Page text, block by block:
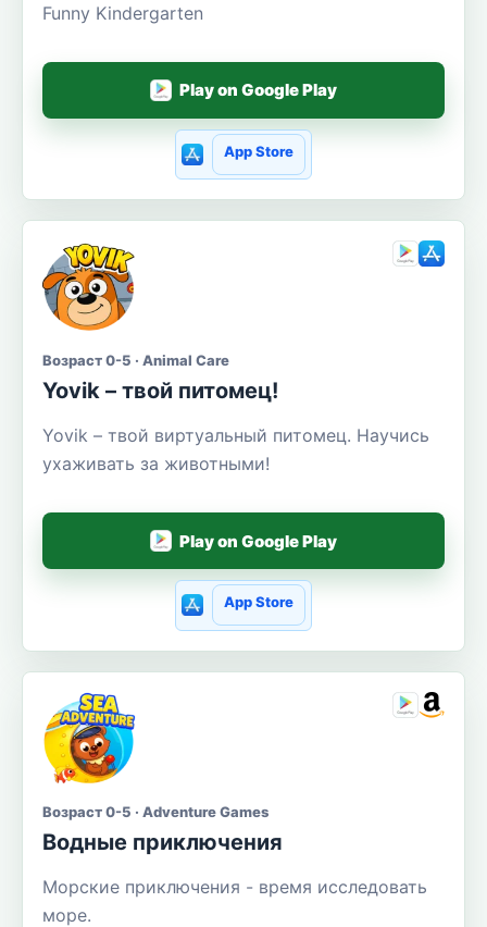
Funny Kindergarten
Play on Google Play
App Store
Возраст 0-5 · Animal Care
Yovik – твой питомец!
Yovik – твой виртуальный питомец. Научись
ухаживать за животными!
Play on Google Play
App Store
Возраст 0-5 · Adventure Games
Водные приключения
Морские приключения - время исследовать
море.